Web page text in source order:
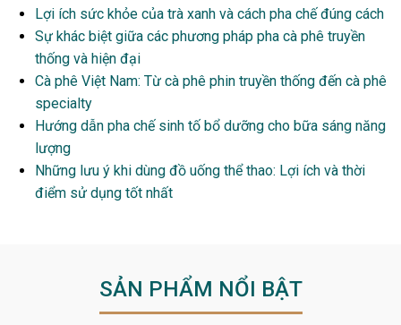
Lợi ích sức khỏe của trà xanh và cách pha chế đúng cách
Sự khác biệt giữa các phương pháp pha cà phê truyền
thống và hiện đại
Cà phê Việt Nam: Từ cà phê phin truyền thống đến cà phê
specialty
Hướng dẫn pha chế sinh tố bổ dưỡng cho bữa sáng năng
lượng
Những lưu ý khi dùng đồ uống thể thao: Lợi ích và thời
điểm sử dụng tốt nhất
SẢN PHẨM NỔI BẬT